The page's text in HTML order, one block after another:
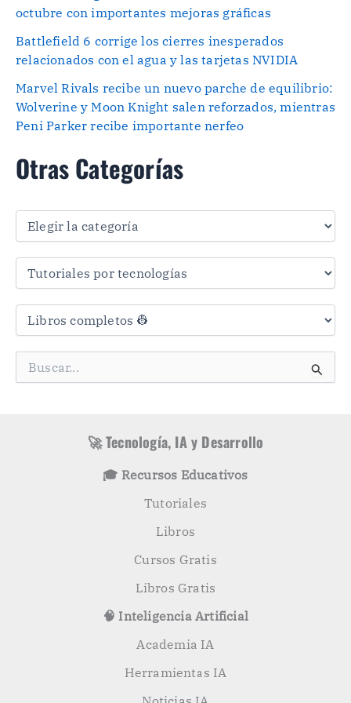
octubre con importantes mejoras gráficas
Battlefield 6 corrige los cierres inesperados
relacionados con el agua y las tarjetas NVIDIA
Marvel Rivals recibe un nuevo parche de equilibrio:
Wolverine y Moon Knight salen reforzados, mientras
Peni Parker recibe importante nerfeo
Otras Categorías
O
a
a
🚀 Tecnología, IA y Desarrollo
🎓 Recursos Educativos
Tutoriales
Libros
Cursos Gratis
Libros Gratis
🧠 Inteligencia Artificial
Academia IA
Herramientas IA